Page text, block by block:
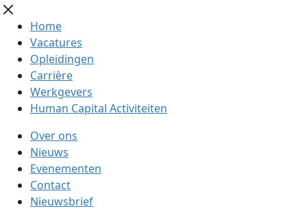
Home
Vacatures
Opleidingen
Carrière
Werkgevers
Human Capital Activiteiten
Over ons
Nieuws
Evenementen
Contact
Nieuwsbrief